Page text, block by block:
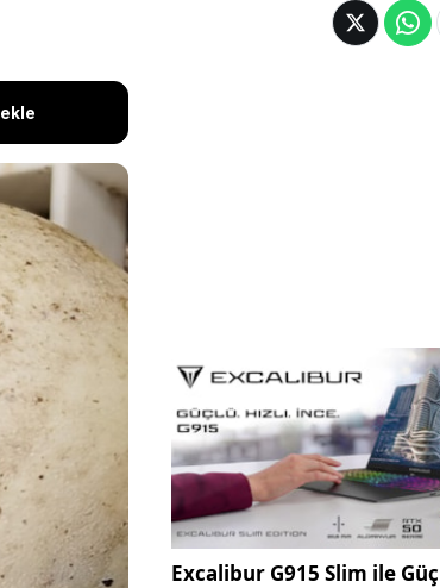
özgü ve
perentie
Excalibur G915 Slim ile Güç